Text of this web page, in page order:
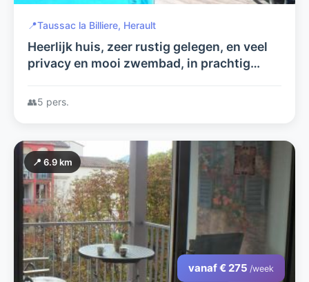
📍Taussac la Billiere, Herault
Heerlijk huis, zeer rustig gelegen, en veel
privacy en mooi zwembad, in prachtig
wifi, nu met Fiber!
👥5 pers.
📍 6.9 km
vanaf € 275 /week